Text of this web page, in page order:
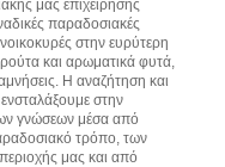
μας επιχείρησης
παραδοσιακές
στην ευρύτερη
και αρωματικά φυτά,
Η αναζήτηση και
στην
γνώσεων μέσα από
τρόπο, των
μας και από